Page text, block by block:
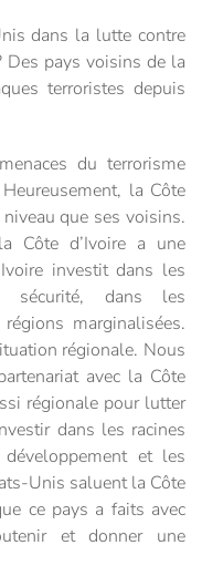
dans la lutte contre
Des pays voisins de la
terroristes depuis
du terrorisme
la Côte
niveau que ses voisins.
Côte d’Ivoire a une
investit dans les
sécurité, dans les
marginalisées.
régionale. Nous
avec la Côte
régionale pour lutter
dans les racines
et les
Unis saluent la Côte
ce pays a faits avec
et donner une